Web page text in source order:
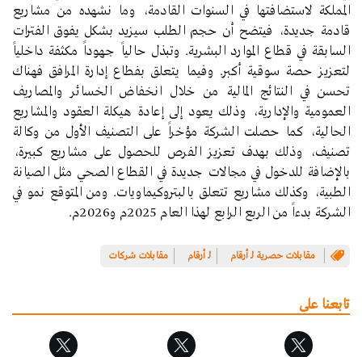
المملكة لاستضافتها في السنوات القادمة، وما نشهده من مشاريع
قادمة جديدة، فيتضح أن حجم الطلب سيزيد بشكل يفوق الفترات
السابقة في قطاع الموارد البشرية. وتبذل حالياً جهوداً مكثفة داخلياً
لتعزيز حصة سوقية أكبر. وفيما يتعلق بفطاع إدارة المرافق فهناك
تحسن في النتائج المالية من خلال انخفاض الخسائر والمصاريف
العمومية والإدارية، وذلك يعود إلى إعادة هيكلة العقود والمشاريع
الحالية، كما حصلت الشركة مؤخراً على التصنيف الأول من وكالة
تصنيف، وذلك بهدف تعزيز الفرص للحصول على مشاريع كبيرة،
بالإضافة للدخول في مجالات جديدة في القطاع الصحي مثل الصيانة
الطبية، وكذلك مشاريع تتعلق بالبتروكيماويات. ومن المتوقع نمو في
الشركة بدءاً من الربع الرابع لهذا العام 2025م و2026م.
مقابلات حصرية لـ أرقام لـ أرقام مقابلات شركات
تابعنا على